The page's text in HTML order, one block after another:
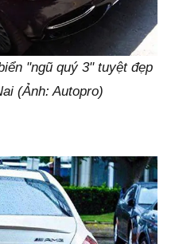
"ngũ quý 3" tuyệt đẹp
(Ảnh: Autopro)